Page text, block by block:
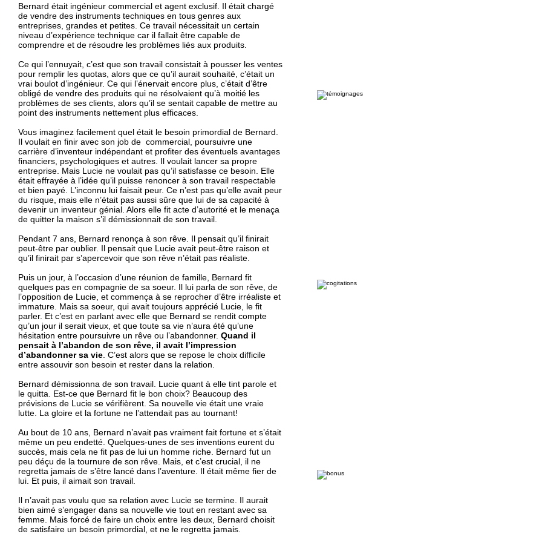
Bernard était ingénieur commercial et agent exclusif. Il était chargé
de vendre des instruments techniques en tous genres aux
entreprises, grandes et petites. Ce travail nécessitait un certain
niveau d’expérience technique car il fallait être capable de
comprendre et de résoudre les problèmes liés aux produits.
Ce qui l’ennuyait, c’est que son travail consistait à pousser les ventes
pour remplir les quotas, alors que ce qu’il aurait souhaité, c’était un
vrai boulot d’ingénieur. Ce qui l’énervait encore plus, c’était d’être
obligé de vendre des produits qui ne résolvaient qu’à moitié les
problèmes de ses clients, alors qu’il se sentait capable de mettre au
point des instruments nettement plus efficaces.
Vous imaginez facilement quel était le besoin primordial de Bernard.
Il voulait en finir avec son job de commercial, poursuivre une
carrière d’inventeur indépendant et profiter des éventuels avantages
financiers, psychologiques et autres. Il voulait lancer sa propre
entreprise. Mais Lucie ne voulait pas qu’il satisfasse ce besoin. Elle
était effrayée à l’idée qu’il puisse renoncer à son travail respectable
et bien payé. L’inconnu lui faisait peur. Ce n’est pas qu’elle avait peur
du risque, mais elle n’était pas aussi sûre que lui de sa capacité à
devenir un inventeur génial. Alors elle fit acte d’autorité et le menaça
de quitter la maison s’il démissionnait de son travail.
Pendant 7 ans, Bernard renonça à son rêve. Il pensait qu’il finirait
peut-être par oublier. Il pensait que Lucie avait peut-être raison et
qu’il finirait par s’apercevoir que son rêve n’était pas réaliste.
Puis un jour, à l’occasion d’une réunion de famille, Bernard fit
quelques pas en compagnie de sa soeur. Il lui parla de son rêve, de
l’opposition de Lucie, et commença à se reprocher d’être irréaliste et
immature. Mais sa soeur, qui avait toujours apprécié Lucie, le fit
parler. Et c’est en parlant avec elle que Bernard se rendit compte
qu’un jour il serait vieux, et que toute sa vie n’aura été qu’une
hésitation entre poursuivre un rêve ou l’abandonner. Quand il
pensait à l’abandon de son rêve, il avait l’impression
d’abandonner sa vie . C’est alors que se repose le choix difficile
entre assouvir son besoin et rester dans la relation.
Bernard démissionna de son travail. Lucie quant à elle tint parole et
le quitta. Est-ce que Bernard fit le bon choix? Beaucoup des
prévisions de Lucie se vérifièrent. Sa nouvelle vie était une vraie
lutte. La gloire et la fortune ne l’attendait pas au tournant!
Au bout de 10 ans, Bernard n’avait pas vraiment fait fortune et s’était
même un peu endetté. Quelques-unes de ses inventions eurent du
succès, mais cela ne fit pas de lui un homme riche. Bernard fut un
peu déçu de la tournure de son rêve. Mais, et c’est crucial, il ne
regretta jamais de s’être lancé dans l’aventure. Il était même fier de
lui. Et puis, il aimait son travail.
Il n’avait pas voulu que sa relation avec Lucie se termine. Il aurait
bien aimé s’engager dans sa nouvelle vie tout en restant avec sa
femme. Mais forcé de faire un choix entre les deux, Bernard choisit
de satisfaire un besoin primordial, et ne le regretta jamais.